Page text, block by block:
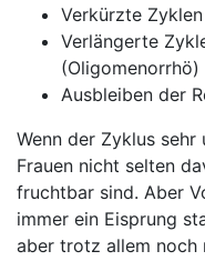
Verkürzte
Verlängerte
(Oligomenorrhö)
Ausbleiben der
Wenn der Zyklus
Frauen nicht selten
fruchtbar sind. Aber
immer ein Eisprung
aber trotz allem noch